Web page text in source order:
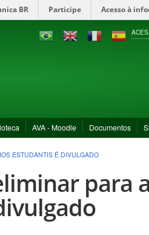
BR Participe Acesso à
AVA - Moodle Documentos
ESTUDANTIS É DIVULGADO
para